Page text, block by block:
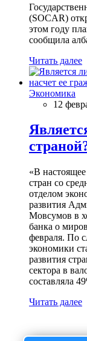
(SOCAR)
этом году
сообщила
Читать далее
Экономика
12
«В
стран со
отделом
развития
Мовсумов в
банка о
февраля. По
экономики
развития
сектора в
составляла
Читать далее